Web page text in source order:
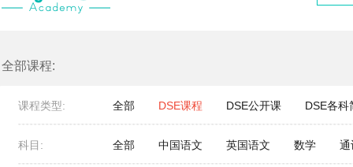
全部课程:
课程类型: 全部 DSE课程 DSE公开课 DSE各科
科目: 全部 中国语文 英国语文 数学 通